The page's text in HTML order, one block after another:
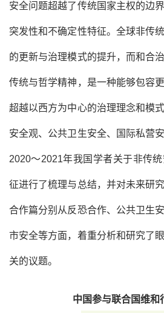
安全问题超越了传统国家主权的边
突发性和不确定性特征。全球非传
的更新与治理模式的提升，而和合
传统与哲学精神，是一种能够包容
超越以西方为中心的治理理念和模
安全观、公共卫生安全、国际私营
2020～2021年我国学者关于非传
征进行了梳理与总结，并对未来研
合作篇分别从反恐合作、公共卫生
市安全等方面，着重分析和研究了
关的议题。
中国参与联合国维和